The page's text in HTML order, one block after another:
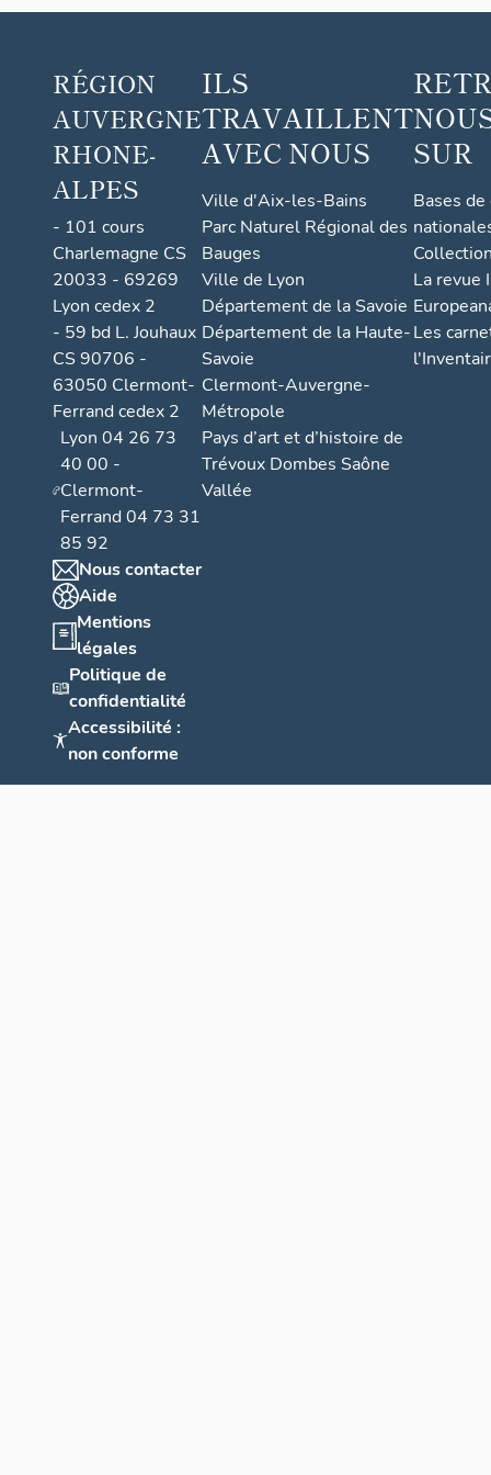
RÉGION
AUVERGNE
RHONE-
ALPES
- 101 cours
Charlemagne CS
20033 - 69269
Lyon cedex 2
- 59 bd L. Jouhaux
CS 90706 -
63050 Clermont-
Ferrand cedex 2
Lyon 04 26 73
40 00 -
Clermont-
Ferrand 04 73 31
85 92
Nous contacter
Aide
Mentions
légales
Politique de
confidentialité
Accessibilité :
non conforme
ILS
TRAVAILLENT
AVEC NOUS
Ville d'Aix-les-Bains
Parc Naturel Régional des
Bauges
Ville de Lyon
Département de la Savoie
Département de la Haute-
Savoie
Clermont-Auvergne-
Métropole
Pays d’art et d’histoire de
Trévoux Dombes Saône
Vallée
SUR
Bases
La revue
Les